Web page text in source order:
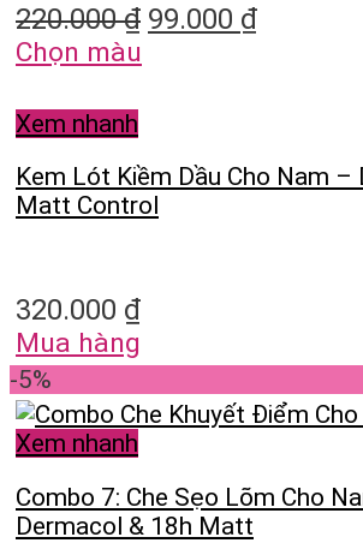
220.000₫ 99.000 ₫
Chọn màu
Xem nhanh
Kem Lót Kiềm Dầu Cho Nam –
Matt Control
320.000 ₫
Mua hàng
-5%
Xem nhanh
Combo 7: Che Sẹo Lõm Cho
Dermacol & 18h Matt